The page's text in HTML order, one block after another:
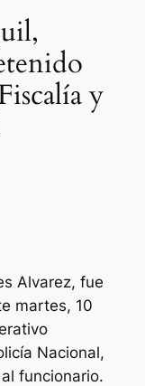
y
Alvarez, fue
martes, 10
Nacional,
funcionario.